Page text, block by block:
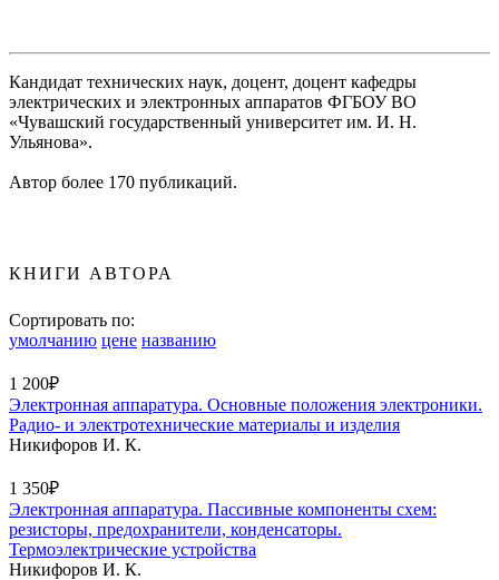
Кандидат технических наук, доцент, доцент кафедры
электрических и электронных аппаратов ФГБОУ ВО
«Чувашский государственный университет им. И. Н.
Ульянова».
Автор более 170 публикаций.
КНИГИ АВТОРА
Сортировать по:
умолчанию цене названию
1 200₽
Электронная аппаратура. Основные положения электроники.
Радио- и электротехнические материалы и изделия
Никифоров И. К.
1 350₽
Электронная аппаратура. Пассивные компоненты схем:
резисторы, предохранители, конденсаторы.
Термоэлектрические устройства
Никифоров И. К.